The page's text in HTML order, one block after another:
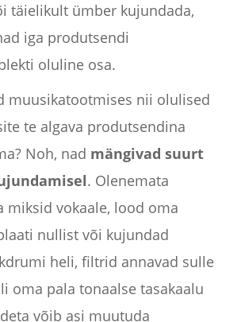
täielikult ümber kujundada,
iga produtsendi
oluline osa.
muusikatootmises nii olulised
te algava produtsendina
Noh, nad mängivad suurt
. Olenemata
miksid vokaale, lood oma
nullist või kujundad
heli, filtrid annavad sulle
oma pala tonaalse tasakaalu
võib asi muutuda